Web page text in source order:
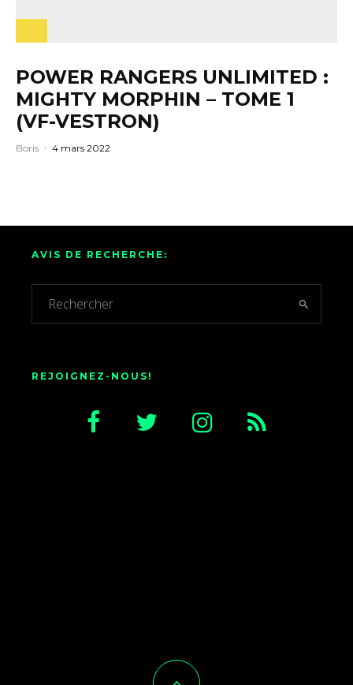
POWER RANGERS UNLIMITED :
MIGHTY MORPHIN – TOME 1
(VF-VESTRON)
Boris · 4 mars 2022
AVIS DE RECHERCHE:
REJOIGNEZ-NOUS!